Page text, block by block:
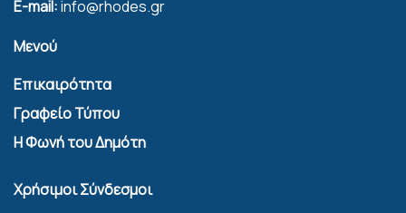
E-mail:info@rhodes.gr
Μενού
Επικαιρότητα
Γραφείο Τύπου
Η Φωνή του Δημότη
Χρήσιμοι Σύνδεσμοι